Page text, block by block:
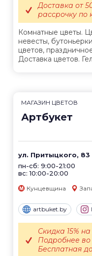
Комнатные цветы.
невесты,
цветов,
Доставка цветов.
Доставка от
рассрочку по
МАГАЗИН ЦВЕТОВ
Артбукет
ул. Притыцкого, 83
пн-сб: 9:00-21:00
вс: 10:00-20:00
Кунцевщина
artbuket.by
Скидка 15%
Подробнее во
Бесплатная